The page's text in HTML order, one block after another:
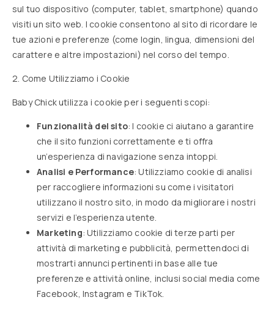
sul tuo dispositivo (computer, tablet, smartphone) quando
visiti un sito web. I cookie consentono al sito di ricordare le
tue azioni e preferenze (come login, lingua, dimensioni del
carattere e altre impostazioni) nel corso del tempo.
2. Come Utilizziamo i Cookie
Baby Chick utilizza i cookie per i seguenti scopi:
Funzionalità del sito: I cookie ci aiutano a garantire
che il sito funzioni correttamente e ti offra
un’esperienza di navigazione senza intoppi.
Analisi e Performance: Utilizziamo cookie di analisi
per raccogliere informazioni su come i visitatori
utilizzano il nostro sito, in modo da migliorare i nostri
servizi e l’esperienza utente.
Marketing: Utilizziamo cookie di terze parti per
attività di marketing e pubblicità, permettendoci di
mostrarti annunci pertinenti in base alle tue
preferenze e attività online, inclusi social media come
Facebook, Instagram e TikTok.